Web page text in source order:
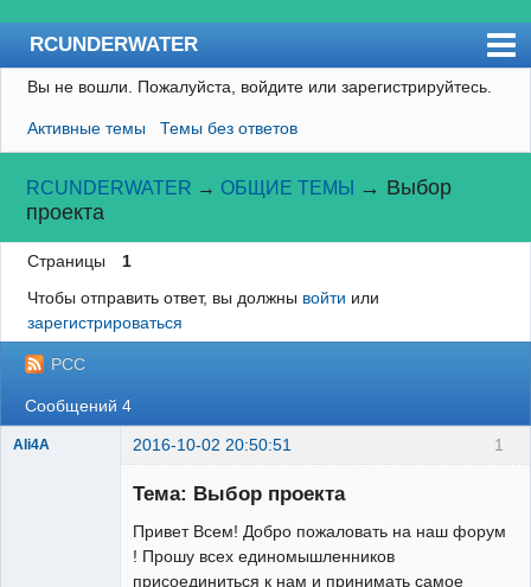
RCUNDERWATER
Форум
Пользователи
Правила
Поиск
Регистрация
Вход
RCSUBMARINE
Вы не вошли. Пожалуйста, войдите или зарегистрируйтесь.
Активные темы Темы без ответов
RCUNDERWATER → ОБЩИЕ ТЕМЫ → Выбор
проекта
Страницы
1
Чтобы отправить ответ, вы должны войти или
зарегистрироваться
РСС
Сообщений 4
1
Ali4A 2016-10-02 20:50:51
Тема: Выбор проекта
Привет Всем! Добро пожаловать на наш форум
! Прошу всех единомышленников
присоединиться к нам и принимать самое